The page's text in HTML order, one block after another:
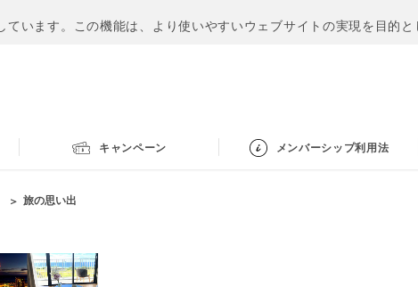
います。この機能は、より使いやすいウェブサイトの実現を目的と
キャンペーン メンバーシップ利用法
旅の思い出